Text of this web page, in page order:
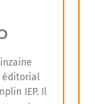
éditorial
IEP. Il